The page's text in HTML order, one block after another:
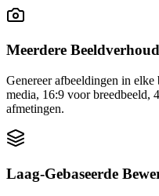
Meerdere
Genereer afbeeldingen in
media, 16:9 voor breedbeeld,
afmetingen.
Laag-Gebaseerde